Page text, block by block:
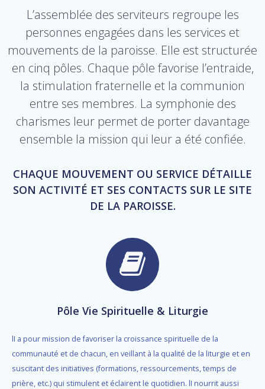
L’assemblée des serviteurs regroupe les
personnes engagées dans les services et
mouvements de la paroisse. Elle est structurée
en cinq pôles. Chaque pôle favorise l’entraide,
la stimulation fraternelle et la communion
entre ses membres. La symphonie des
charismes leur permet de porter davantage
ensemble la mission qui leur a été confiée.
CHAQUE MOUVEMENT OU SERVICE DÉTAILLE
SON ACTIVITÉ ET SES CONTACTS SUR LE SITE
DE LA PAROISSE.
Pôle Vie Spirituelle & Liturgie
lI a pour mission de favoriser la croissance spirituelle de la
communauté et de chacun, en veillant à la qualité de la liturgie et en
suscitant des initiatives (formations, ressourcements, temps de
prière, etc.) qui stimulent et éclairent le quotidien. lI nourrit aussi